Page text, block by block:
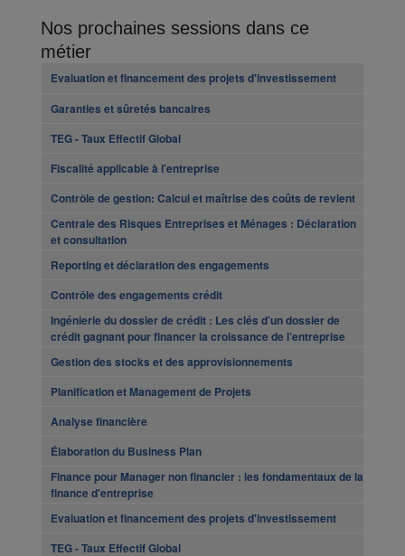
Nos prochaines sessions dans ce
métier
Evaluation et financement des projets d'investissement
Garanties et sûretés bancaires
TEG - Taux Effectif Global
Fiscalité applicable à l'entreprise
Contrôle de gestion: Calcul et maîtrise des coûts de revient
Centrale des Risques Entreprises et Ménages : Déclaration
et consultation
Reporting et déclaration des engagements
Contrôle des engagements crédit
Ingénierie du dossier de crédit : Les clés d’un dossier de
crédit gagnant pour financer la croissance de l’entreprise
Gestion des stocks et des approvisionnements
Planification et Management de Projets
Analyse financière
Élaboration du Business Plan
Finance pour Manager non financier : les fondamentaux de la
finance d'entreprise
Evaluation et financement des projets d'investissement
TEG - Taux Effectif Global